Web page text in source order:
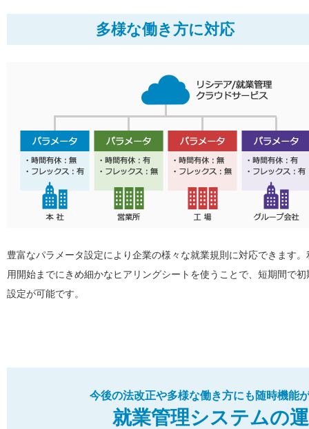
多様な働き方に対応
豊富なパラメータ設定により企業の様々な就業規則に対応できます。
用開始までにきめ細かなヒアリングシートを使うことで、短期間で初
設定が可能です。
今後の法改正や多様な働き方にも随時機能
就業管理システムの